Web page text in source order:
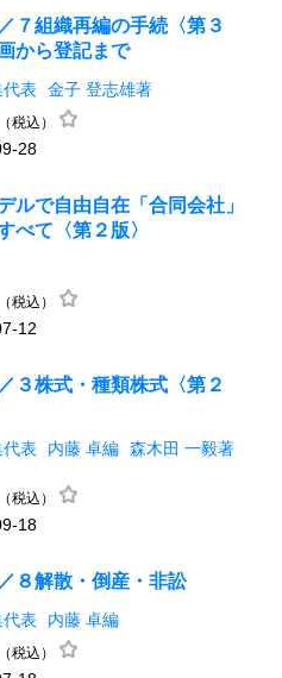
７組織再編の手続〈第３
から登記まで
代表 金子 登志雄著
（税込）
28
ルで自由自在「合同会社」
べて〈第２版〉
（税込）
12
３株式・種類株式〈第２
代表 内藤 卓編 森木田 一毅著
（税込）
18
８解散・倒産・非訟
代表
内藤 卓編
（税込）